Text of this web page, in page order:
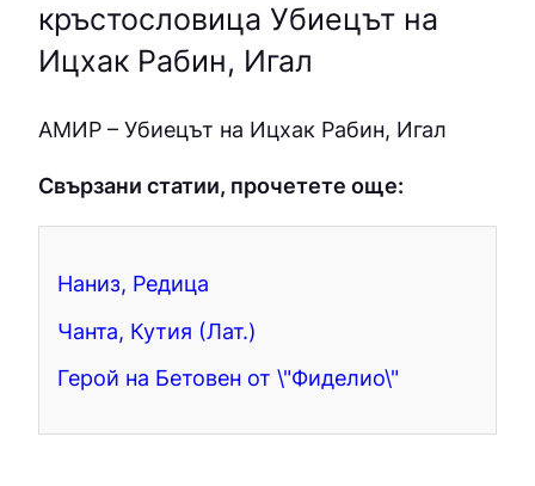
кръстословица Убиецът на
Ицхак Рабин, Игал
АМИP – Убиецът на Ицхак Рабин, Игал
Свързани статии, прочетете още:
Наниз, Редица
Чанта, Кутия (Лат.)
Герой на Бетовен от \"Фиделио\"